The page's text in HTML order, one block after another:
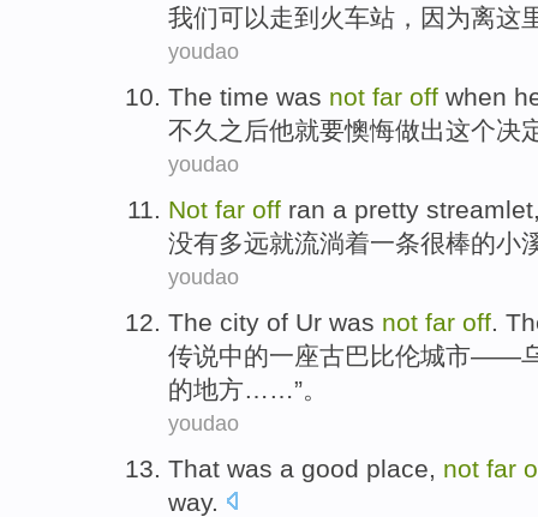
我们可以走到 火车站 ， 因为离这
youdao
The time was not far off when
不久之后他就要懊悔做出这个决
youdao
Not far off ran a pretty streamlet
没有多远就流淌着一条很棒的小
youdao
The city of Ur was not far off.
传说中的一座古巴比伦城市——
的地方……”。
youdao
That was a good place not far
way.